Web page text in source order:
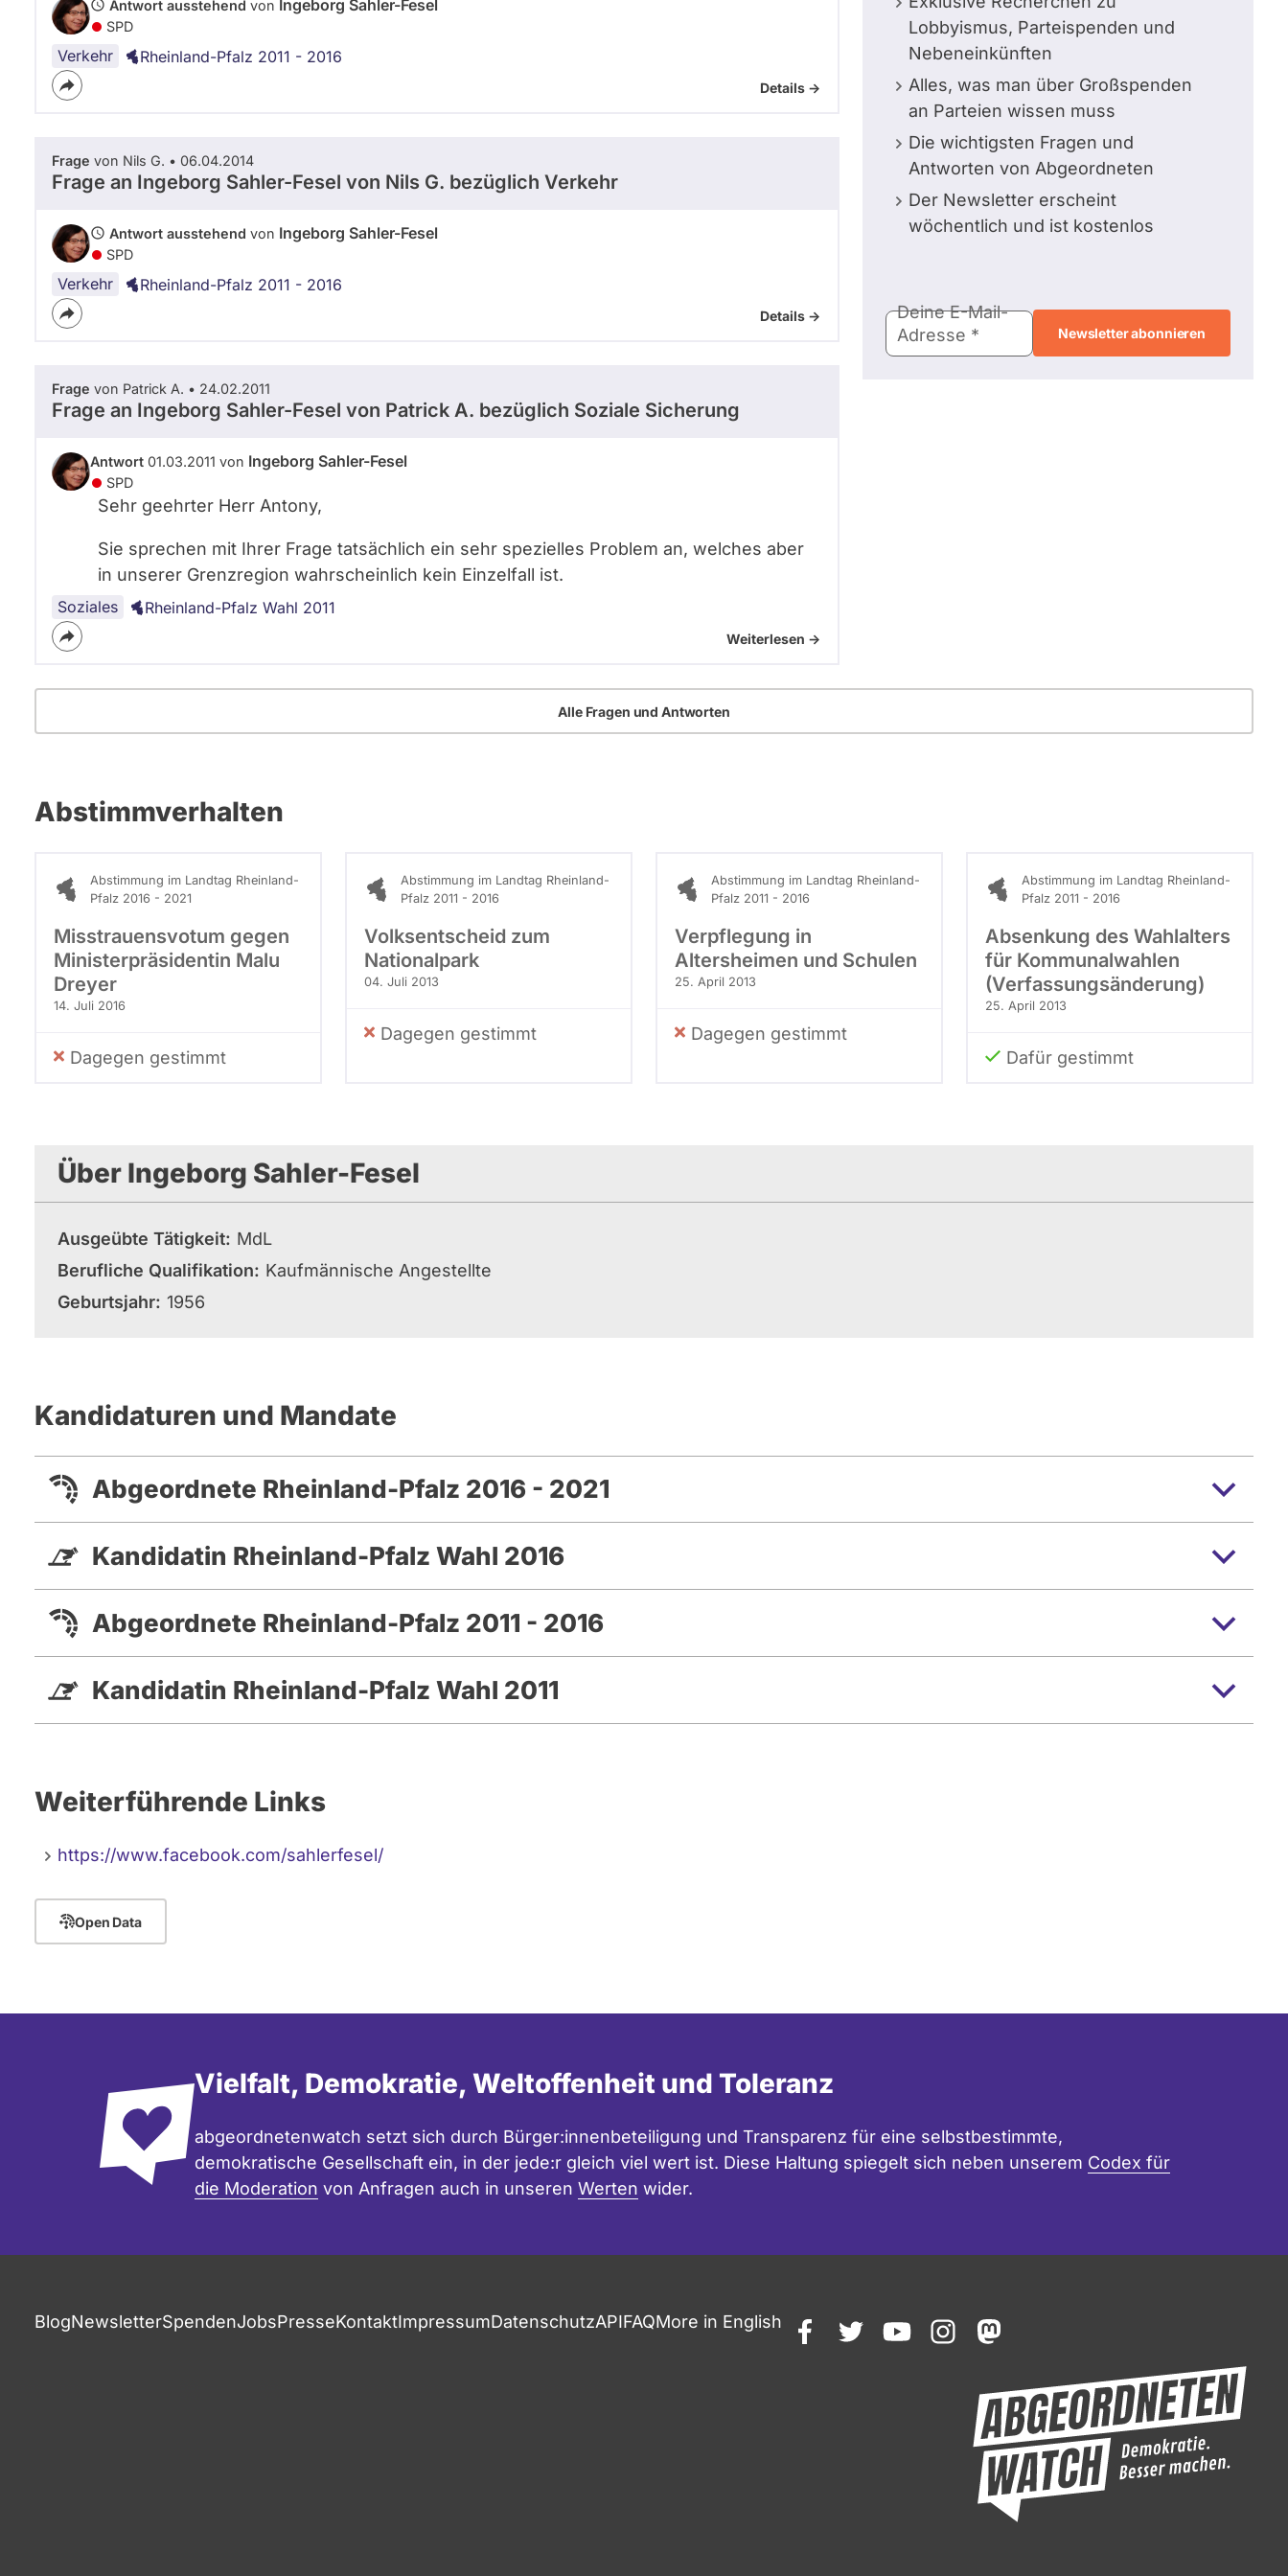
Antwort ausstehend von Ingeborg Sahler-Fesel
SPD
Verkehr Rheinland-Pfalz 2011 - 2016
Details ->
Frage von Nils G. • 06.04.2014
Frage an Ingeborg Sahler-Fesel von Nils G. bezüglich Verkehr
Antwort ausstehend von Ingeborg Sahler-Fesel
SPD
Verkehr Rheinland-Pfalz 2011 - 2016
Details ->
Frage von Patrick A. • 24.02.2011
Frage an Ingeborg Sahler-Fesel von Patrick A. bezüglich Soziale Sicherung
Antwort 01.03.2011 von Ingeborg Sahler-Fesel
SPD
Sehr geehrter Herr Antony,
Sie sprechen mit Ihrer Frage tatsächlich ein sehr spezielles Problem an, welches aber
in unserer Grenzregion wahrscheinlich kein Einzelfall ist.
Soziales Rheinland-Pfalz Wahl 2011
Weiterlesen ->
Lobbyismus, Parteispenden und
Nebeneinkünften
Alles, was man über Großspenden
an Parteien wissen muss
Die wichtigsten Fragen und
Antworten von Abgeordneten
Der Newsletter erscheint
wöchentlich und ist kostenlos
Mail-
Adresse
Deine E-Mail-
Adresse
Alle Fragen und Antworten
Abstimmverhalten
Abstimmung im Landtag Rheinland-
Pfalz 2016 - 2021
Misstrauensvotum gegen
Ministerpräsidentin Malu
Dreyer
14. Juli 2016
Dagegen gestimmt
Abstimmung im Landtag Rheinland-
Pfalz 2011 - 2016
Volksentscheid zum
Nationalpark
04. Juli 2013
Dagegen gestimmt
Abstimmung im Landtag Rheinland-
Pfalz 2011 - 2016
Verpflegung in
Altersheimen und Schulen
25. April 2013
Dagegen gestimmt
Abstimmung im Landtag Rheinland-
Pfalz 2011 - 2016
Absenkung des Wahlalters
für Kommunalwahlen
(Verfassungsänderung)
25. April 2013
Dafür gestimmt
Über Ingeborg Sahler-Fesel
Ausgeübte Tätigkeit
MdL
Berufliche Qualifikation
Kaufmännische Angestellte
Geburtsjahr 1956
Kandidaturen und Mandate
Abgeordnete Rheinland-Pfalz 2016 - 2021
Kandidatin Rheinland-Pfalz Wahl 2016
Abgeordnete Rheinland-Pfalz 2011 - 2016
Kandidatin Rheinland-Pfalz Wahl 2011
Weiterführende Links
https://www.facebook.com/sahlerfesel/
Open Data
Vielfalt, Demokratie, Weltoffenheit und Toleranz
abgeordnetenwatch setzt sich durch Bürger:innenbeteiligung und Transparenz für eine selbstbestimmte,
demokratische Gesellschaft ein, in der jede:r gleich viel wert ist. Diese Haltung spiegelt sich neben unserem Codex für
die Moderation von Anfragen auch in unseren Werten wider.
BlogNewsletterSpendenJobsPresseKontaktImpressumDatenschutzAPIFAQMore in English
facebooktwitteryoutubeinstagrammastodon